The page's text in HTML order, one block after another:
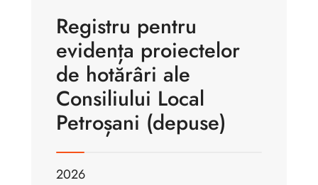
Registru pentru
evidența proiectelor
de hotărâri ale
Consiliului Local
Petroșani (depuse)
2026